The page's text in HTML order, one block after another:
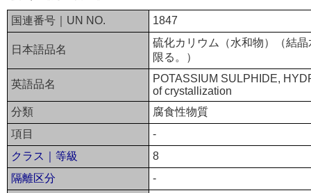
国連番号｜UN NO. 1847
日本語品名
硫化カリウム（水和物）（結
限る。）
英語品名
POTASSIUM SULPHIDE,
of crystallization
分類
腐食性物質
項目
-
クラス｜等級
8
隔離区分
-